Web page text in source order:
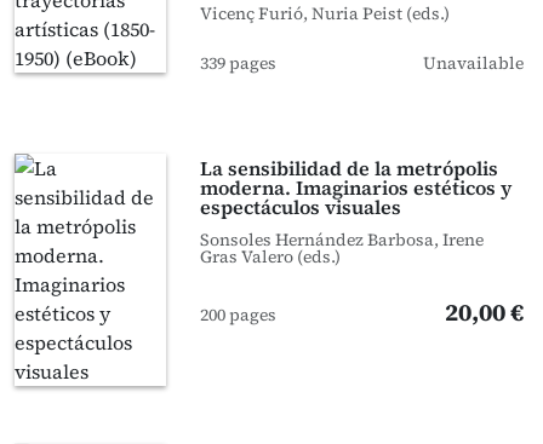
Vicenç Furió, Nuria Peist (eds.)
339 pages Unavailable
La sensibilidad de la metrópolis
moderna. Imaginarios estéticos y
espectáculos visuales
Sonsoles Hernández Barbosa, Irene
Gras Valero (eds.)
200 pages 20,00 €